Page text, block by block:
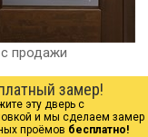
продажи
замер!
эту дверь с
и мы сделаем замер
проёмов бесплатно!